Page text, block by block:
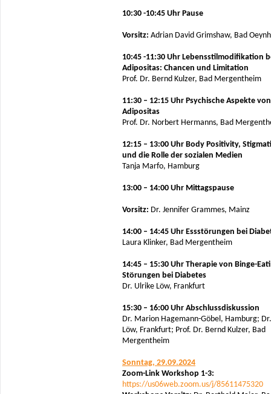
10:30 -10:45 Uhr Pause
Vorsitz: Adrian David Grimshaw, Bad
10:45 -11:30 Uhr Lebensstilmodifikation
Adipositas: Chancen und Limitation
Prof. Dr. Bernd Kulzer, Bad Mergentheim
11:30 – 12:15 Uhr Psychische Aspekte von
Adipositas
Prof. Dr. Norbert Hermanns, Bad
12:15 – 13:00 Uhr Body Positivity,
und die Rolle der sozialen Medien
Tanja Marfo, Hamburg
13:00 – 14:00 Uhr Mittagspause
Vorsitz: Dr. Jennifer Grammes, Mainz
14:00 – 14:45 Uhr Essstörungen bei
Laura Klinker, Bad Mergentheim
14:45 – 15:30 Uhr Therapie von Binge-
Störungen bei Diabetes
Dr. Ulrike Löw, Frankfurt
15:30 – 16:00 Uhr Abschlussdiskussion
Dr. Marion Hagemann-Göbel, Hamburg;
Löw, Frankfurt; Prof. Dr. Bernd Kulzer, Bad
Mergentheim
Sonntag, 29.09.2024
Zoom-Link Workshop 1-3:
https://us06web.zoom.us/j/85611475320